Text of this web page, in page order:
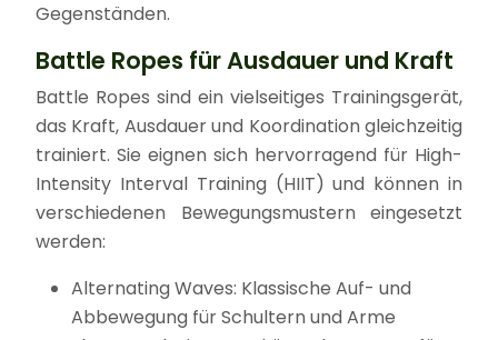
Gegenständen.
Battle Ropes für Ausdauer und Kraft
Battle Ropes sind ein vielseitiges Trainingsgerät,
das Kraft, Ausdauer und Koordination gleichzeitig
trainiert. Sie eignen sich hervorragend für High-
Intensity Interval Training (HIIT) und können in
verschiedenen Bewegungsmustern eingesetzt
werden:
Alternating Waves: Klassische Auf- und
Abbewegung für Schultern und Arme